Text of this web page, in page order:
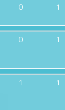
0 1
0 1
1 1